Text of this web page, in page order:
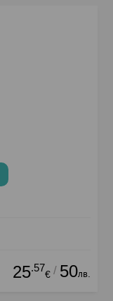
25.57
€ / 50лв.